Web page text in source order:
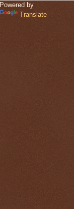
Powered by
Translate